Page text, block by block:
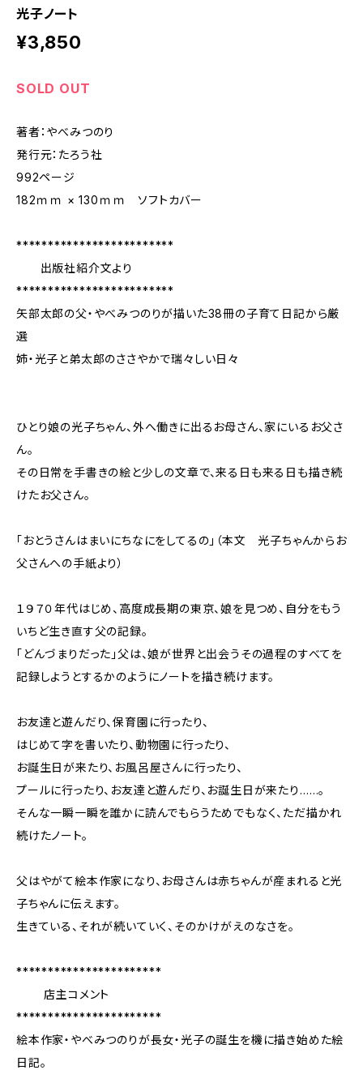
光子ノート
¥3,850
SOLD OUT
著者：やべみつのり
発行元：たろう社
992ページ
182ｍｍ × 130ｍｍ ソフトカバー
*************************
出版社紹介文より
*************************
矢部太郎の父・やべみつのりが描いた38冊の子育て日記から厳
選
姉・光子と弟太郎のささやかで瑞々しい日々
ひとり娘の光子ちゃん、外へ働きに出るお母さん、家にいるお父さ
ん。
その日常を手書きの絵と少しの文章で、来る日も来る日も描き続
けたお父さん。
「おとうさんはまいにちなにをしてるの」（本文 光子ちゃんからお
父さんへの手紙より）
１９７０年代はじめ、高度成長期の東京、娘を見つめ、自分をもう
いちど生き直す父の記録。
「どんづまりだった」父は、娘が世界と出会うその過程のすべてを
記録しようとするかのようにノートを描き続けます。
お友達と遊んだり、保育園に行ったり、
はじめて字を書いたり、動物園に行ったり、
お誕生日が来たり、お風呂屋さんに行ったり、
プールに行ったり、お友達と遊んだり、お誕生日が来たり……。
そんな一瞬一瞬を誰かに読んでもらうためでもなく、ただ描かれ
続けたノート。
父はやがて絵本作家になり、お母さんは赤ちゃんが産まれると光
子ちゃんに伝えます。
生きている、それが続いていく、そのかけがえのなさを。
***********************
店主コメント
***********************
絵本作家・やべみつのりが長女・光子の誕生を機に描き始めた絵
日記。